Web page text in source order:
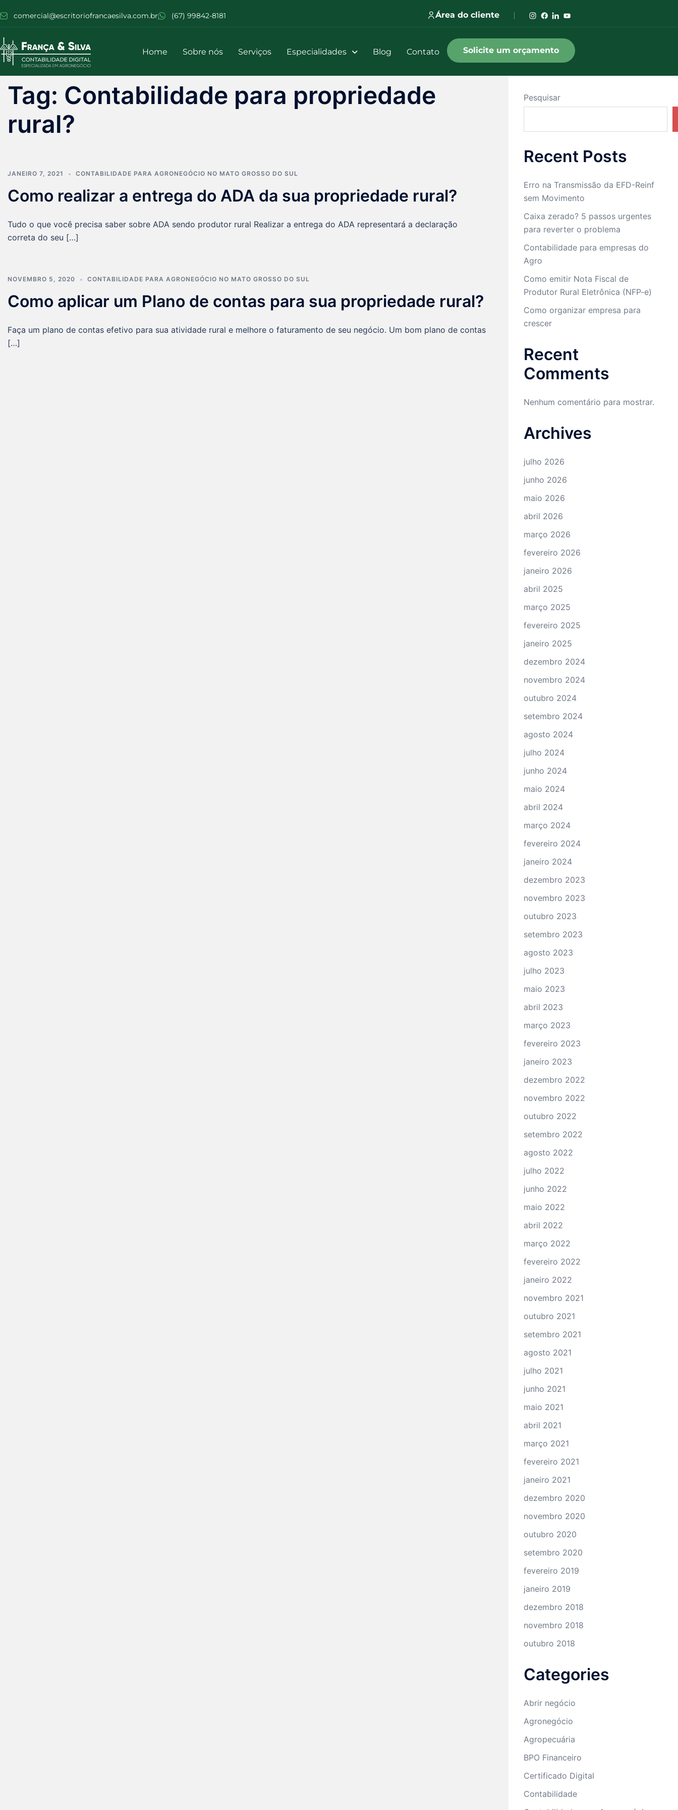
comercial@escritoriofrancaesilva.com.br (67) 99842-8181 Área do cliente
Home Sobre nós Serviços Especialidades Blog Contato Solicite um orçamento
Tag: Contabilidade para propriedade
rural?
JANEIRO 7, 2021 CONTABILIDADE PARA AGRONEGÓCIO NO MATO GROSSO DO SUL
Como realizar a entrega do ADA da sua propriedade rural?
Tudo o que você precisa saber sobre ADA sendo produtor rural Realizar a entrega do ADA representará a declaração
correta do seu […]
NOVEMBRO 5, 2020 CONTABILIDADE PARA AGRONEGÓCIO NO MATO GROSSO DO SUL
Como aplicar um Plano de contas para sua propriedade rural?
Faça um plano de contas efetivo para sua atividade rural e melhore o faturamento de seu negócio. Um bom plano de contas
[…]
Pesquisar
Recent Posts
Erro na Transmissão da EFD-Reinf
sem Movimento
Caixa zerado? 5 passos urgentes
para reverter o problema
Contabilidade para empresas do
Agro
Como emitir Nota Fiscal de
Produtor Rural Eletrônica (NFP-e)
Como organizar empresa para
crescer
Recent
Comments
Nenhum comentário para mostrar.
Archives
julho 2026
junho 2026
maio 2026
abril 2026
março 2026
fevereiro 2026
janeiro 2026
abril 2025
março 2025
fevereiro 2025
janeiro 2025
dezembro 2024
novembro 2024
outubro 2024
setembro 2024
agosto 2024
julho 2024
junho 2024
maio 2024
abril 2024
março 2024
fevereiro 2024
janeiro 2024
dezembro 2023
novembro 2023
outubro 2023
setembro 2023
agosto 2023
julho 2023
maio 2023
abril 2023
março 2023
fevereiro 2023
janeiro 2023
dezembro 2022
novembro 2022
outubro 2022
setembro 2022
agosto 2022
julho 2022
junho 2022
maio 2022
abril 2022
março 2022
fevereiro 2022
janeiro 2022
novembro 2021
outubro 2021
setembro 2021
agosto 2021
julho 2021
junho 2021
maio 2021
abril 2021
março 2021
fevereiro 2021
janeiro 2021
dezembro 2020
novembro 2020
outubro 2020
setembro 2020
fevereiro 2019
janeiro 2019
dezembro 2018
novembro 2018
outubro 2018
Categories
Abrir negócio
Agronegócio
Agropecuária
BPO Financeiro
Certificado Digital
Contabilidade